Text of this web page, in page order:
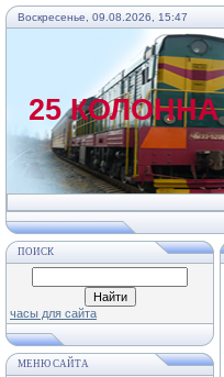
Воскресенье, 09.08.2026, 15:47
25 КОЛОННА
ПОИСК
часы для сайта
МЕНЮ САЙТА